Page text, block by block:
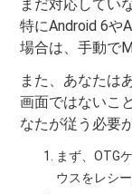
まだ対応してい
特にAndroid 6や
場合は、手動で
また、あなたは
画面ではないこ
なたが従う必要
まず、OTG
ウスをレシ